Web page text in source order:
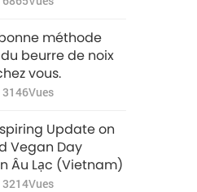
Bénédictions
à travers
TV Max !
méthode
beurre de noix
vous.
3146Vues
Update on
Vegan Day
Âu Lạc (Vietnam)
3214Vues